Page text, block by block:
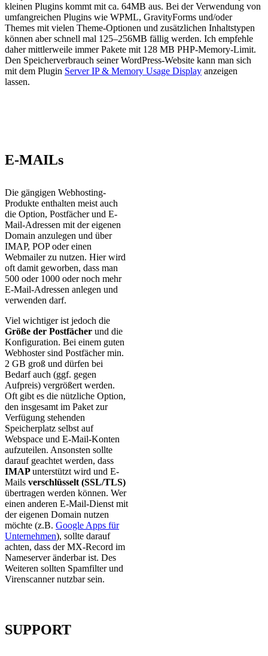
kleinen Plugins kommt mit ca. 64MB aus. Bei der Verwendung von
umfangreichen Plugins wie WPML, GravityForms und/oder
Themes mit vielen Theme-Optionen und zusätzlichen Inhaltstypen
können aber schnell mal 125–256MB fällig werden. Ich empfehle
daher mittlerweile immer Pakete mit 128 MB PHP-Memory-Limit.
Den Speicherverbrauch seiner WordPress-Website kann man sich
mit dem Plugin Server IP & Memory Usage Display anzeigen
lassen.
E-MAILs
Die gängigen Webhosting-
Produkte enthalten meist auch
die Option, Postfächer und E-
Mail-Adressen mit der eigenen
Domain anzulegen und über
IMAP, POP oder einen
Webmailer zu nutzen. Hier wird
oft damit geworben, dass man
500 oder 1000 oder noch mehr
E-Mail-Adressen anlegen und
verwenden darf.
Viel wichtiger ist jedoch die
Größe der Postfächer und die
Konfiguration. Bei einem guten
Webhoster sind Postfächer min.
2 GB groß und dürfen bei
Bedarf auch (ggf. gegen
Aufpreis) vergrößert werden.
Oft gibt es die nützliche Option,
den insgesamt im Paket zur
Verfügung stehenden
Speicherplatz selbst auf
Webspace und E-Mail-Konten
aufzuteilen. Ansonsten sollte
darauf geachtet werden, dass
IMAPunterstützt wird und E-
Mails verschlüsselt (SSL/TLS)
übertragen werden können. Wer
einen anderen E-Mail-Dienst mit
der eigenen Domain nutzen
möchte (z.B. Google Apps für
Unternehmen), sollte darauf
achten, dass der MX-Record im
Nameserver änderbar ist. Des
Weiteren sollten Spamfilter und
Virenscanner nutzbar sein.
SUPPORT